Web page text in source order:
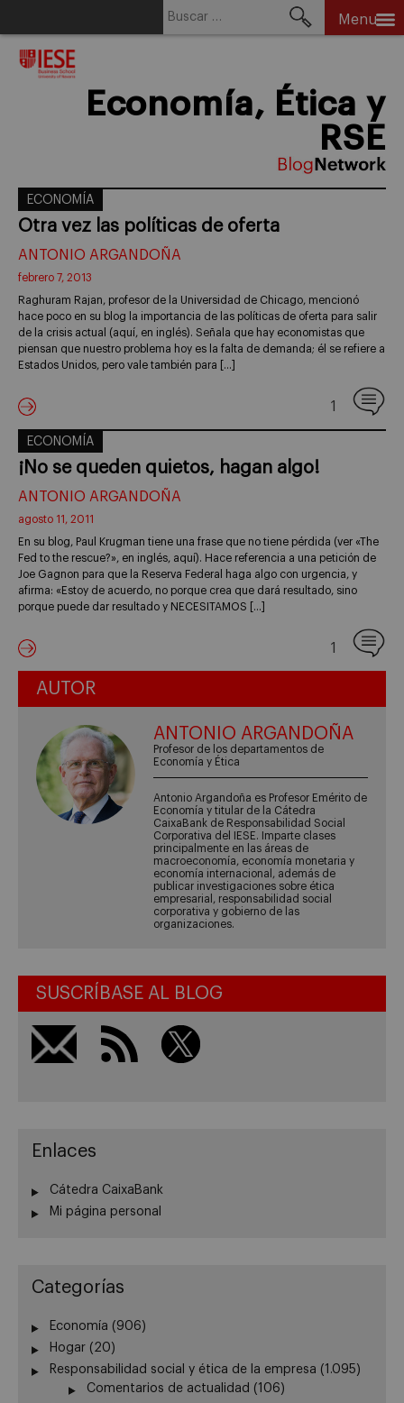
Menu
Economía, Ética y
RSE
ECONOMÍA
Otra vez las políticas de oferta
ANTONIO ARGANDOÑA
febrero 7, 2013
Raghuram Rajan, profesor de la Universidad de Chicago, mencionó
hace poco en su blog la importancia de las políticas de oferta para salir
de la crisis actual (aquí, en inglés). Señala que hay economistas que
piensan que nuestro problema hoy es la falta de demanda; él se refiere a
Estados Unidos, pero vale también para […]
1
ECONOMÍA
¡No se queden quietos, hagan algo!
ANTONIO ARGANDOÑA
agosto 11, 2011
En su blog, Paul Krugman tiene una frase que no tiene pérdida (ver «The
Fed to the rescue?», en inglés, aquí). Hace referencia a una petición de
Joe Gagnon para que la Reserva Federal haga algo con urgencia, y
afirma: «Estoy de acuerdo, no porque crea que dará resultado, sino
porque puede dar resultado y NECESITAMOS […]
1
AUTOR
ANTONIO ARGANDOÑA
Profesor de los departamentos de
Economía y Ética
Antonio Argandoña es Profesor Emérito de
Economía y titular de la Cátedra
CaixaBank de Responsabilidad Social
Corporativa del IESE. Imparte clases
principalmente en las áreas de
macroeconomía, economía monetaria y
economía internacional, además de
publicar investigaciones sobre ética
empresarial, responsabilidad social
corporativa y gobierno de las
organizaciones.
SUSCRÍBASE AL BLOG
Enlaces
Cátedra CaixaBank
Mi página personal
Categorías
Economía (906)
Hogar (20)
Responsabilidad social y ética de la empresa (1.095)
Comentarios de actualidad (106)